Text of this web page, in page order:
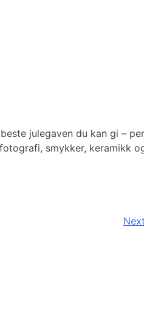
julegaven du kan gi –
smykker, keramikk